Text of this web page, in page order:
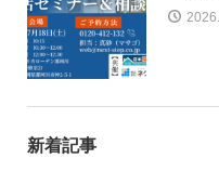
新着記事